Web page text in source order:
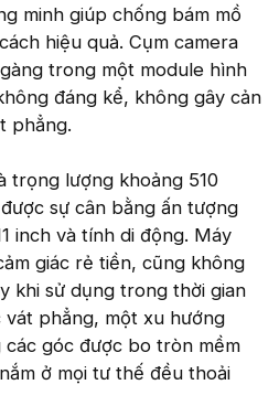
minh giúp chống bám mồ
hiệu quả. Cụm camera
trong một module hình
đáng kể, không gây cản
phẳng.
trọng lượng khoảng 510
sự cân bằng ấn tượng
inch và tính di động. Máy
giác rẻ tiền, cũng không
khi sử dụng trong thời gian
vát phẳng, một xu hướng
góc được bo tròn mềm
ở mọi tư thế đều thoải